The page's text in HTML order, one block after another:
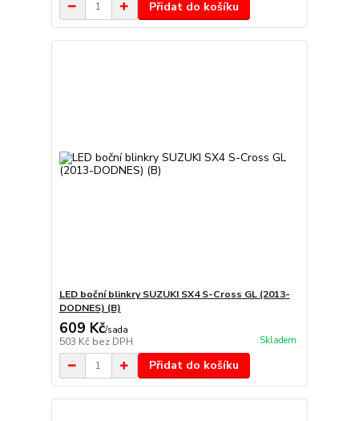
Přidat do košíku
LED boční blinkry SUZUKI SX4 S-Cross GL (2013-
DODNES) (B)
609 Kč/sada
503 Kč bez DPH Skladem
Přidat do košíku